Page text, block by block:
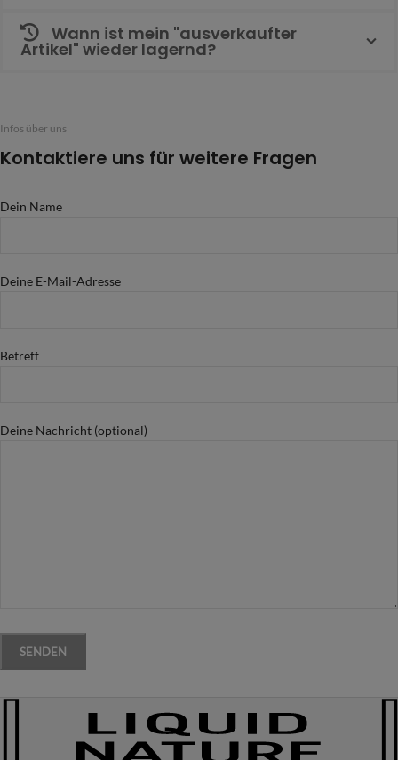
Wann ist mein "ausverkaufter
Artikel" wieder lagernd?
Infos über uns
Kontaktiere uns für weitere Fragen
Dein Name
Deine E-Mail-Adresse
Betreff
Deine Nachricht (optional)